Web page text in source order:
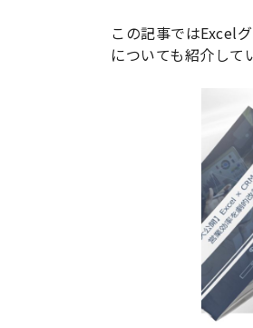
この記事ではExcel
についても紹介して